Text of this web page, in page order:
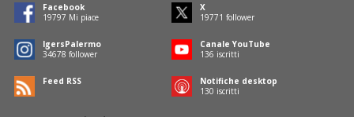
Facebook
19797 Mi piace
X
19771 follower
IgersPalermo
34678 follower
Canale YouTube
136 iscritti
Feed RSS
Notifiche desktop
130 iscritti